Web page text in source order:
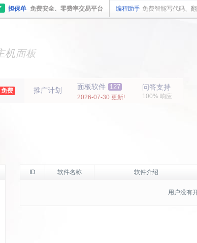
担保单 免费安全、零费率交易平台 编程助手 免费智能写代码、
机
净
免费 推广计划 面板软件 127
2026-07-30 更新!
问答支持
100% 响应
ID 软件名称 软件介绍
用户没有